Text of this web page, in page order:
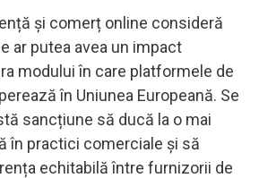
și comerț online consideră
ar putea avea un impact
modului în care platformele de
în Uniunea Europeană. Se
sancțiune să ducă la o mai
în practici comerciale și să
echitabilă între furnizorii de